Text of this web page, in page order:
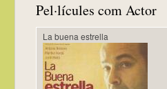
Pel·lícules com Actor
La buena estrella